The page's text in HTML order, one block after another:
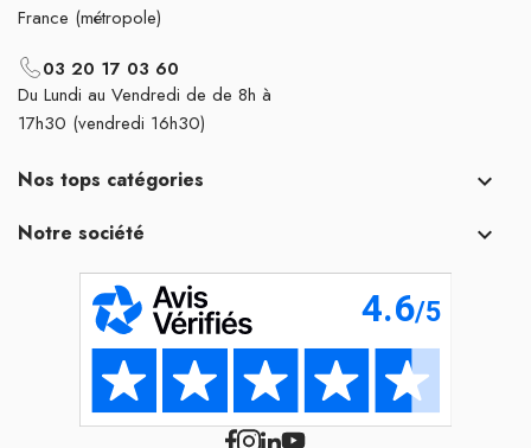
France (métropole)
03 20 17 03 60
Du Lundi au Vendredi de de 8h à
17h30 (vendredi 16h30)
Nos tops catégories 
Notre société 